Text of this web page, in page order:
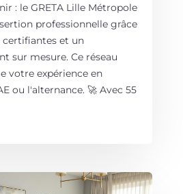
: le GRETA Lille Métropole
professionnelle grâce
certifiantes et un
sur mesure. Ce réseau
votre expérience en
ou l'alternance. 🚀 Avec 55